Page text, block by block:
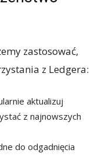
zastosować,
z Ledgera:
aktualizuj
z najnowszych
do odgadnięcia